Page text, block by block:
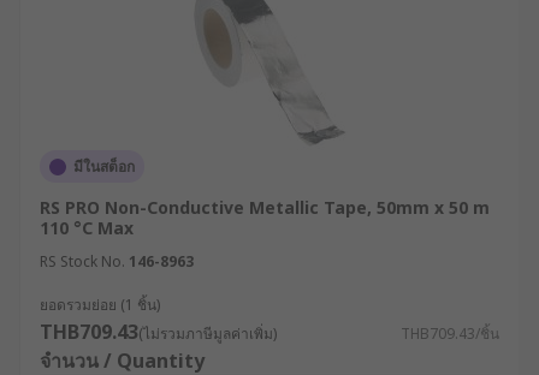
มีในสต็อก
RS PRO Non-Conductive Metallic Tape, 50mm x 50 m
110 °C Max
RS Stock No. 146-8963
ยอดรวมย่อย (1 ชิ้น)
THB709.43(ไม่รวมภาษีมูลค่าเพิ่ม) THB709.43/ชิ้น
จำนวน / Quantity